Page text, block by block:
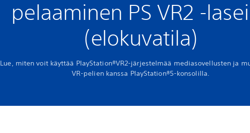
pelaaminen PS VR2 -
(elokuvatila)
Lue, miten voit käyttää PlayStation®VR2-järjestelmää mediasovellusten ja
VR-pelien kanssa PlayStation®5-konsolilla.